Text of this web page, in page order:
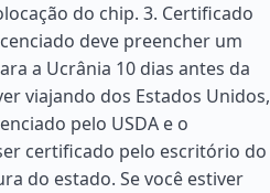
do chip. 3. Certificado
deve preencher um
a Ucrânia 10 dias antes da
viajando dos Estados Unidos,
pelo USDA e o
certificado pelo escritório do
do estado. Se você estiver